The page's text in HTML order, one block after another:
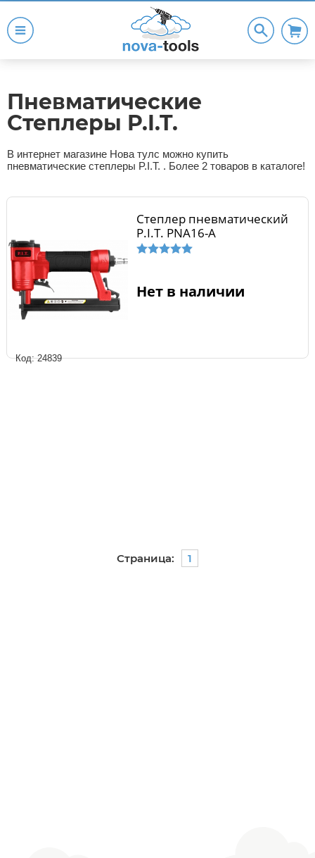
Пневматические
Степлеры P.I.T.
В интернет магазине Нова тулс можно купить
пневматические степлеры P.I.T. . Более 2 товаров в каталоге!
Код: 24839
Степлер пневматический
P.I.T. PNA16-A
Нет в наличии
Страница: 1